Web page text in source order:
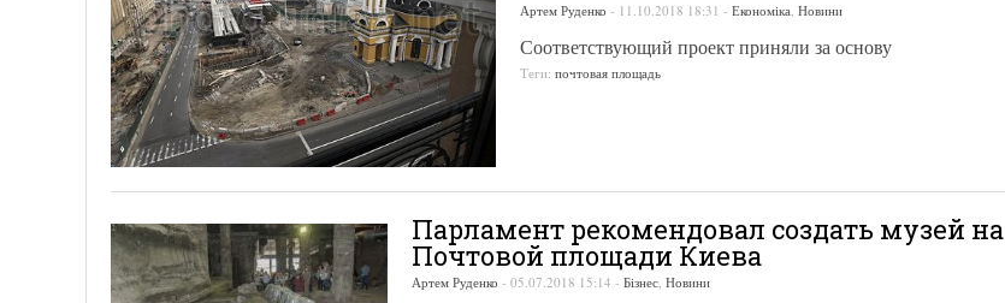
Артем Руденко - 11.10.2018 18:31 - Економіка, Новини
Соответствующий проект приняли за основу
Теги: почтовая площадь
Парламент рекомендовал создать музей на
Почтовой площади Киева
Артем Руденко - 05.07.2018 15:14 - Бізнес Новини